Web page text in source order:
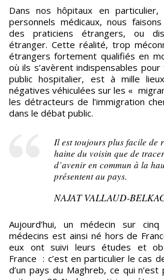
Dans nos hôpitaux en
personnels médicaux, nous
des praticiens étrangers, ou
étranger. Cette réalité, trop
étrangers fortement qualifiés en
où ils s’avèrent indispensables
public hospitalier, est à mille
négatives véhiculées sur les «
les détracteurs de l’immigration
dans le débat public.
Il est toujours plus facile de
haine du voisin que de
d’avenir en commun à la
présentent au pays.
NAJAT VALLAUD-
Aujourd’hui, un médecin sur
médecins est ainsi né hors de
eux ont suivi leurs études et
France : c’est en particulier le cas
d’un pays du Maghreb, ce qui n’est